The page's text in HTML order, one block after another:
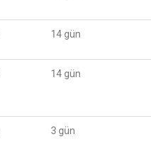
14 gün
14 gün
3 gün